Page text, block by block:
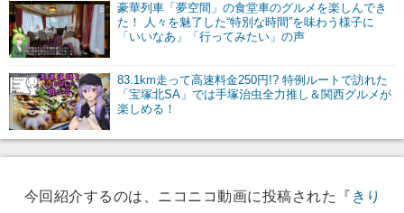
豪華列車「夢空間」の食堂車のグルメを楽しんでき
た！ 人々を魅了した“特別な時間”を味わう様子に
「いいなあ」「行ってみたい」の声
83.1km走って高速料金250円!? 特例ルートで訪れた
「宝塚北SA」では手塚治虫全力推し＆関西グルメが
楽しめる！
今回紹介するのは、ニコニコ動画に投稿された『 きり